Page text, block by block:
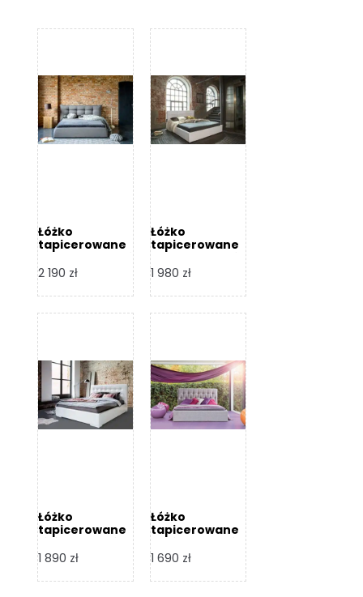
Łóżko
tapicerowane
Design
2 190 zł
Łóżko
tapicerowane
Design
1 980 zł
Łóżko
tapicerowane
Design
1 890 zł
Łóżko
tapicerowane
Design
1 690 zł